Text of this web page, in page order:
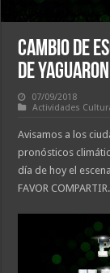
CAMBIO DE
DE
07/09/2018
Actividades
Avisamos a los
pronósticos
día de hoy el
FAVOR